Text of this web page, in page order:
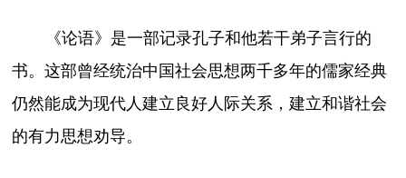
《论语》是一部记录孔子和他若干弟子言行的
书。这部曾经统治中国社会思想两千多年的儒家经典
仍然能成为现代人建立良好人际关系，建立和谐社会
的有力思想劝导。